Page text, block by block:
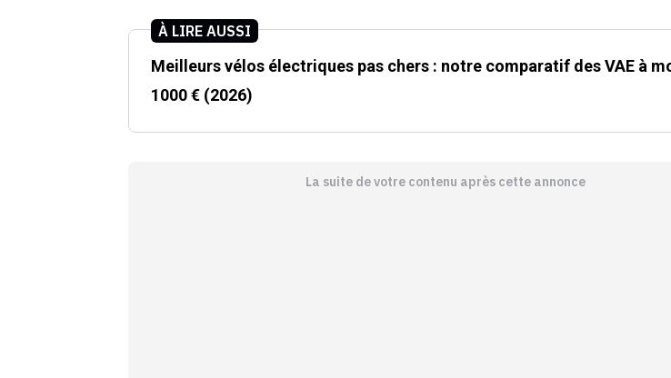
À LIRE AUSSI
Meilleurs vélos électriques pas chers : notre comparatif des VAE à
1000 € (2026)
La suite de votre contenu après cette annonce